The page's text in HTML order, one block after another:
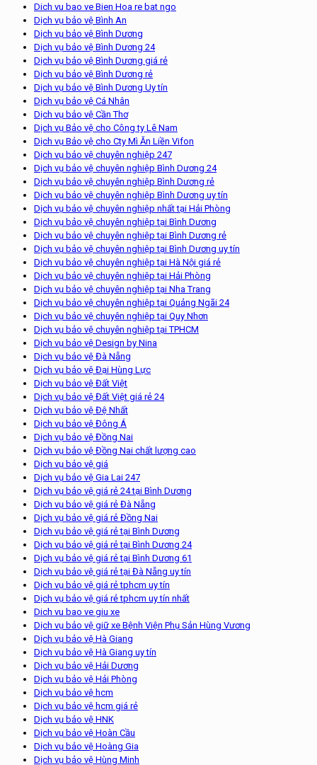
Dich vu bao ve Bien Hoa re bat ngo
Dịch vụ bảo vệ Bình An
Dịch vụ bảo vệ Bình Dương
Dịch vụ bảo vệ Bình Dương 24
Dịch vụ bảo vệ Bình Dương giá rẻ
Dịch vụ bảo vệ Bình Dương rẻ
Dịch vụ bảo vệ Bình Dương Uy tín
Dịch vụ bảo vệ Cá Nhân
Dịch vụ bảo vệ Cần Thơ
Dịch vụ Bảo vệ cho Công ty Lê Nam
Dịch vụ Bảo vệ cho Cty Mì Ăn Liền Vifon
Dịch vụ bảo vệ chuyên nghiệp 247
Dịch vụ bảo vệ chuyên nghiệp Bình Dương 24
Dịch vụ bảo vệ chuyên nghiệp Bình Dương rẻ
Dịch vụ bảo vệ chuyên nghiệp Bình Dương uy tín
Dịch vụ bảo vệ chuyên nghiệp nhất tại Hải Phòng
Dịch vụ bảo vệ chuyên nghiệp tại Bình Dương
Dịch vụ bảo vệ chuyên nghiệp tại Bình Dương rẻ
Dịch vụ bảo vệ chuyên nghiệp tại Bình Dương uy tín
Dịch vụ bảo vệ chuyên nghiệp tại Hà Nội giá rẻ
Dịch vụ bảo vệ chuyên nghiệp tại Hải Phòng
Dịch vụ bảo vệ chuyên nghiệp tại Nha Trang
Dịch vụ bảo vệ chuyên nghiệp tại Quảng Ngãi 24
Dịch vụ bảo vệ chuyên nghiệp tại Quy Nhơn
Dịch vụ bảo vệ chuyên nghiệp tại TPHCM
Dịch vụ bảo vệ Design by Nina
Dịch vụ bảo vệ Đà Nẵng
Dịch vụ bảo vệ Đại Hùng Lực
Dịch vụ bảo vệ Đất Việt
Dịch vụ bảo vệ Đất Việt giá rẻ 24
Dịch vụ bảo vệ Đệ Nhất
Dịch vụ bảo vệ Đông Á
Dịch vụ bảo vệ Đồng Nai
Dịch vụ bảo vệ Đồng Nai chất lượng cao
Dịch vụ bảo vệ giá
Dịch vụ bảo vệ Gia Lai 247
Dịch vụ bảo vệ giá rẻ 24 tại Bình Dương
Dịch vụ bảo vệ giá rẻ Đà Nẵng
Dịch vụ bảo vệ giá rẻ Đồng Nai
Dịch vụ bảo vệ giá rẻ tại Bình Dương
Dịch vụ bảo vệ giá rẻ tại Bình Dương 24
Dịch vụ bảo vệ giá rẻ tại Bình Dương 61
Dịch vụ bảo vệ giá rẻ tại Đà Nẵng uy tín
Dịch vụ bảo vệ giá rẻ tphcm uy tín
Dịch vụ bảo vệ giá rẻ tphcm uy tín nhất
Dich vu bao ve giu xe
Dịch vụ bảo vệ giữ xe Bệnh Viện Phụ Sản Hùng Vương
Dịch vụ bảo vệ Hà Giang
Dịch vụ bảo vệ Hà Giang uy tín
Dịch vụ bảo vệ Hải Dương
Dịch vụ bảo vệ Hải Phòng
Dịch vụ bảo vệ hcm
Dịch vụ bảo vệ hcm giá rẻ
Dịch vụ bảo vệ HNK
Dịch vụ bảo vệ Hoàn Cầu
Dịch vụ bảo vệ Hoàng Gia
Dịch vụ bảo vệ Hùng Minh